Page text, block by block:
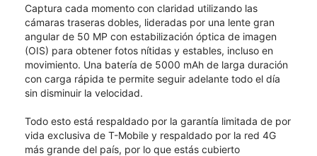
Captura cada momento con claridad utilizando las
cámaras traseras dobles, lideradas por una lente gran
angular de 50 MP con estabilización óptica de imagen
(OIS) para obtener fotos nítidas y estables, incluso en
movimiento. Una batería de 5000 mAh de larga duración
con carga rápida te permite seguir adelante todo el día
sin disminuir la velocidad.
Todo esto está respaldado por la garantía limitada de por
vida exclusiva de T-Mobile y respaldado por la red 4G
más grande del país, por lo que estás cubierto